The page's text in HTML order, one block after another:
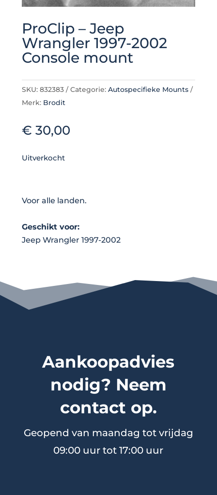
ProClip – Jeep
Wrangler 1997-2002
Console mount
SKU: 832383 Categorie: Autospecifieke Mounts
Merk: Brodit
€ 30,00
Uitverkocht
Voor alle landen.
Geschikt voor:
Jeep Wrangler 1997-2002
Aankoopadvies
nodig? Neem
contact op.
Geopend van maandag tot vrijdag
09:00 uur tot 17:00 uur